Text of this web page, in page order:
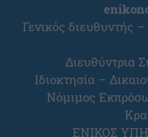
Γενικός διευθυντής
Διευθύντρια
Ιδιοκτησία –
Νόμιμος
ΕΝΙΚΟΣ